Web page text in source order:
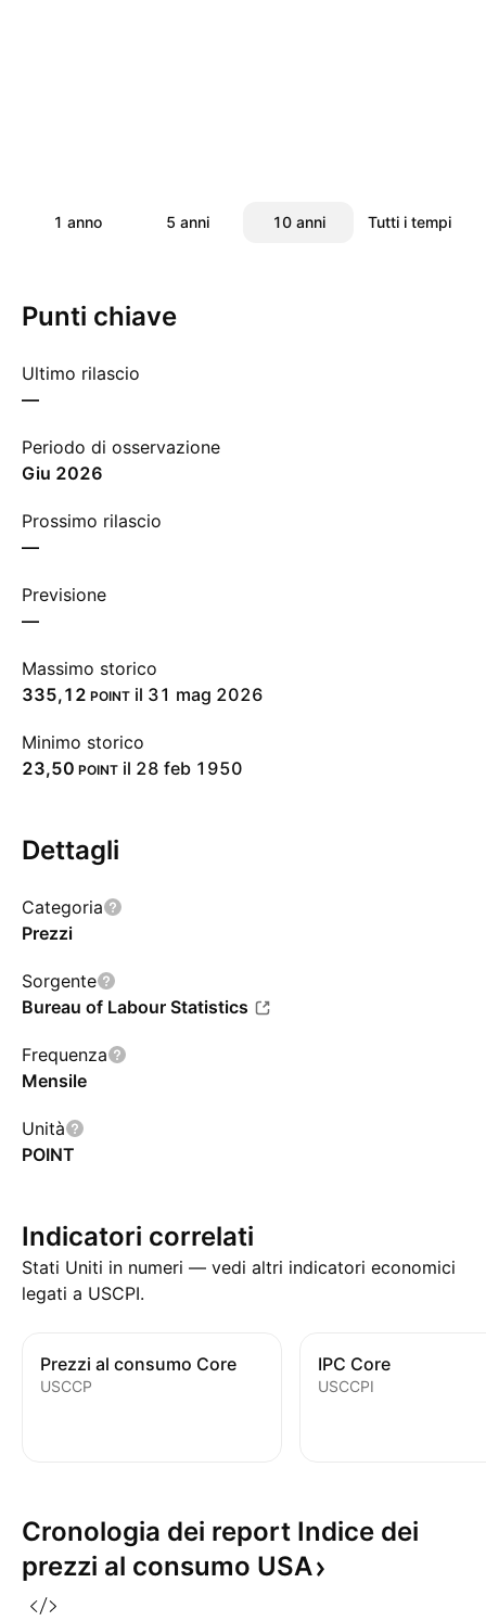
1 anno 5 anni 10 anni Tutti i tempi
Punti chiave
Ultimo rilascio
—
Periodo di osservazione
giu 2026
Prossimo rilascio
—
Previsione
—
Massimo storico
335,12 POINT il 31 mag 2026
Minimo storico
23,50 POINT il 28 feb 1950
Dettagli
Categoria
Prezzi
Sorgente
Bureau of Labour Statistics
Frequenza
Mensile
Unità
POINT
Indicatori correlati
Stati Uniti in numeri — vedi altri indicatori economici
legati a USCPI.
Prezzi al consumo Core
USCCP
IPC Core
USCCPI
Cronologia dei report Indice dei
prezzi al consumo USA